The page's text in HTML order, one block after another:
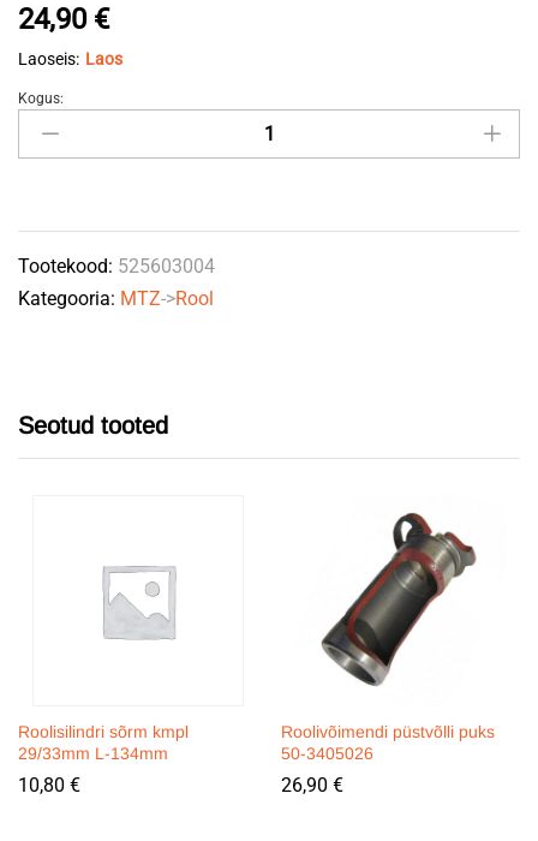
24,90 €
Laoseis: Laos
Roolihoob
vedav
MTZ-
52/82
quantity
Kogus:
Tootekood: 525603004
Kategooria: MTZ->Rool
Seotud tooted
Roolisilindri sõrm kmpl
29/33mm L-134mm
10,80 €
Roolivõimendi püstvõlli puks
50-3405026
26,90 €